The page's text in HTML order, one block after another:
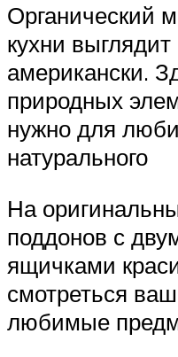
Органический
кухни
американски.
природных
нужно для
натурального
На
поддонов с
ящичками
смотреться
любимые